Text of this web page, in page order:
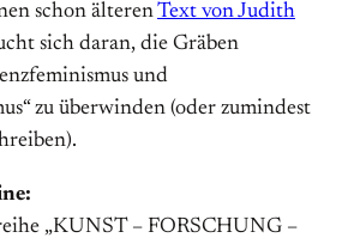
schon älterenText von Judith
sich daran, die Gräben
und
zu überwinden (oder zumindest
„KUNST – FORSCHUNG –